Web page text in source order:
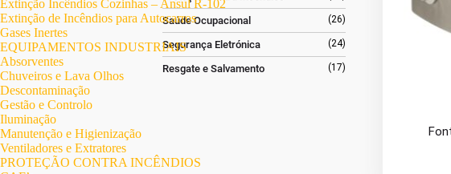
Extinção Incêndios Cozinhas – Ansul R-102
Extinção de Incêndios para Autocarros
Gases Inertes
EQUIPAMENTOS INDUSTRIAIS
Absorventes
Chuveiros e Lava Olhos
Descontaminação
Gestão e Controlo
Iluminação
Manutenção e Higienização
Ventiladores e Extratores
PROTEÇÃO CONTRA INCÊNDIOS
Saúde Ocupacional (26)
Segurança Eletrónica (24)
Resgate e Salvamento (17)